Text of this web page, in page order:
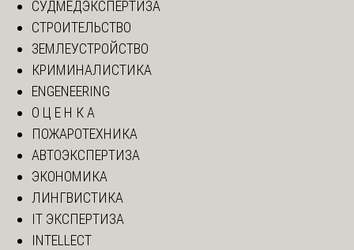
СУДМЕДЭКСПЕРТИЗА
СТРОИТЕЛЬСТВО
ЗЕМЛЕУСТРОЙСТВО
КРИМИНАЛИСТИКА
ENGENEERING
О Ц Е Н К А
ПОЖАРОТЕХНИКА
АВТОЭКСПЕРТИЗА
ЭКОНОМИКА
ЛИНГВИСТИКА
IT ЭКСПЕРТИЗА
INTELLECT